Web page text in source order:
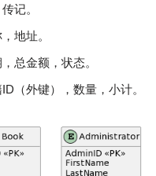
记。
地址。
总金额，状态。
（外键），数量，小计。